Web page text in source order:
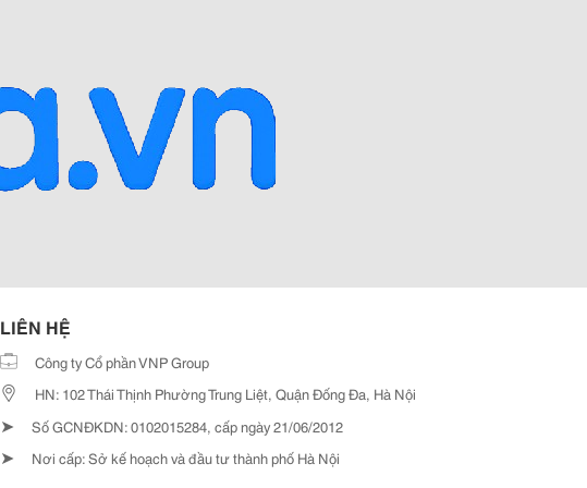
LIÊN HỆ
Công ty Cổ phần VNP Group
HN: 102 Thái Thịnh Phường Trung Liệt, Quận Đống Đa, Hà Nội
➤ Số GCNĐKDN: 0102015284, cấp ngày 21/06/2012
➤ Nơi cấp: Sở kế hoạch và đầu tư thành phố Hà Nội